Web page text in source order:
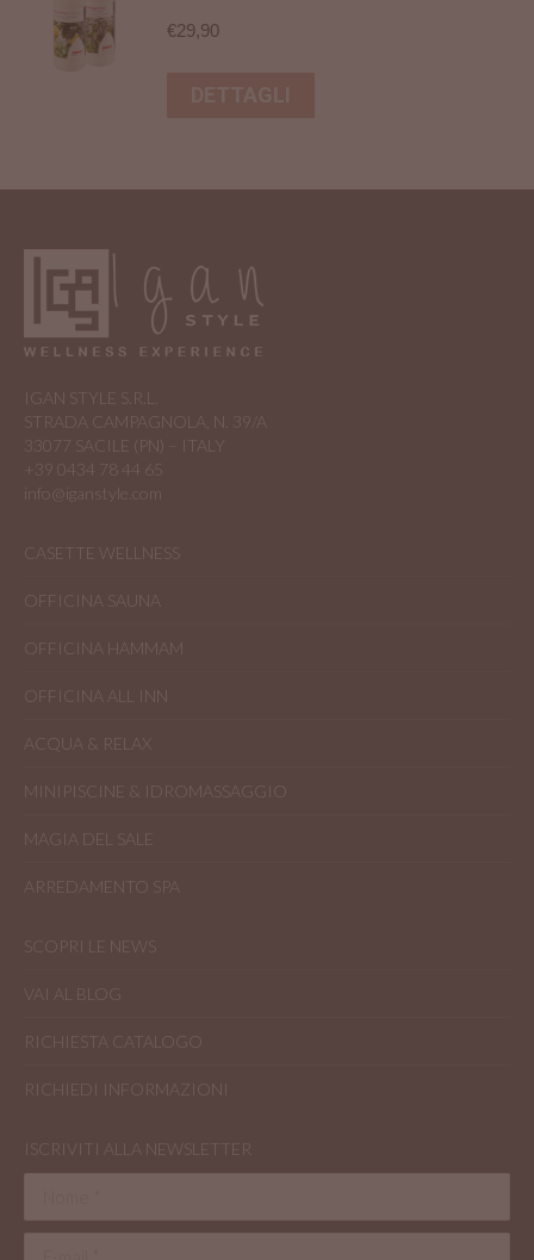
€29,90
IGAN STYLE S.R.L.
STRADA CAMPAGNOLA, N. 39/A
33077 SACILE (PN) – ITALY
+39 0434 78 44 65
info@iganstyle.com
CASETTE WELLNESS
OFFICINA SAUNA
OFFICINA HAMMAM
OFFICINA ALL INN
ACQUA & RELAX
MINIPISCINE & IDROMASSAGGIO
MAGIA DEL SALE
ARREDAMENTO SPA
SCOPRI LE NEWS
VAI AL BLOG
RICHIESTA CATALOGO
RICHIEDI INFORMAZIONI
ISCRIVITI ALLA NEWSLETTER